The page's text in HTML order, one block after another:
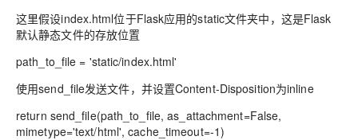
这里假设index.html位于Flask应用的static文件夹中，这是Flask
默认静态文件的存放位置
path_to_file = 'static/index.html'
使用send_file发送文件，并设置Content-Disposition为inline
return send_file(path_to_file, as_attachment=False,
mimetype='text/html', cache_timeout=-1)